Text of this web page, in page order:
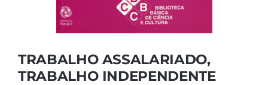
TRABALHO ASSALARIADO,
TRABALHO INDEPENDENTE